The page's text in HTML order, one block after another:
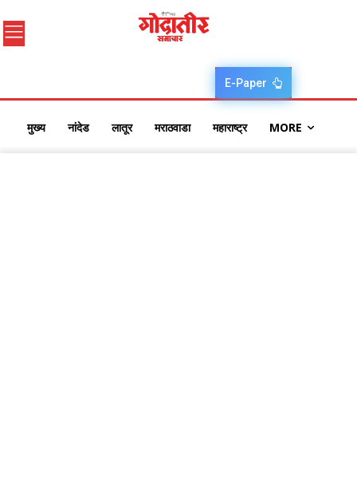
E-Paper
मुख्य नांदेड लातूर मराठवाडा महाराष्ट्र MORE